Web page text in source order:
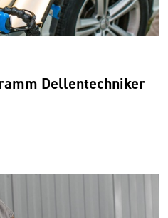
Dellentechniker